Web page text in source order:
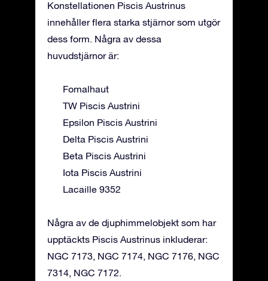
Konstellationen Piscis Austrinus
innehåller flera starka stjärnor som utgör
dess form. Några av dessa
huvudstjärnor är:
Fomalhaut
TW Piscis Austrini
Epsilon Piscis Austrini
Delta Piscis Austrini
Beta Piscis Austrini
Iota Piscis Austrini
Lacaille 9352
Några av de djuphimmelobjekt som har
upptäckts Piscis Austrinus inkluderar:
NGC 7173, NGC 7174, NGC 7176, NGC
7314, NGC 7172.